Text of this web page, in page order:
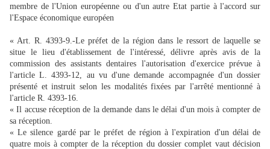
membre de l'Union européenne ou d'un autre Etat partie à l'accord sur
l'Espace économique européen
« Art. R. 4393-9.-Le préfet de la région dans le ressort de laquelle se
situe le lieu d'établissement de l'intéressé, délivre après avis de la
commission des assistants dentaires l'autorisation d'exercice prévue à
l'article L. 4393-12, au vu d'une demande accompagnée d'un dossier
présenté et instruit selon les modalités fixées par l'arrêté mentionné à
l'article R. 4393-16.
« Il accuse réception de la demande dans le délai d'un mois à compter de
sa réception.
« Le silence gardé par le préfet de région à l'expiration d'un délai de
quatre mois à compter de la réception du dossier complet vaut décision